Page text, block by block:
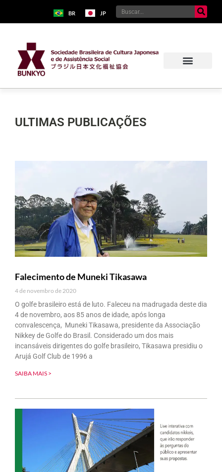
BR JP
ULTIMAS PUBLICAÇÕES
Falecimento de Muneki Tikasawa
4 de novembro de 2020
O golfe brasileiro está de luto. Faleceu na madrugada deste dia
4 de novembro, aos 85 anos de idade, após longa
convalescença, Muneki Tikasawa, presidente da Associação
Nikkey de Golfe do Brasil. Considerado um dos mais
incansáveis dirigentes do golfe brasileiro, Tikasawa presidiu o
Arujá Golf Club de 1996 a
SAIBA MAIS >